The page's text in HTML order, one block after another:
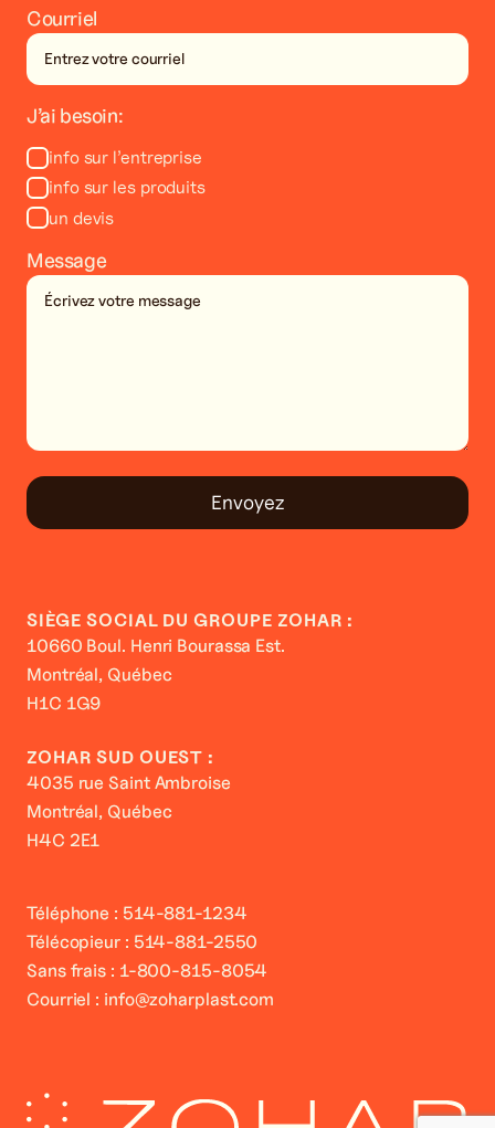
SIÈGE SOCIAL DU GROUPE ZOHAR :
10660 Boul. Henri Bourassa Est.
Montréal, Québec
H1C 1G9
ZOHAR SUD OUEST :
4035 rue Saint Ambroise
Montréal, Québec
H4C 2E1
Téléphone : 514-881-1234
Télécopieur : 514-881-2550
Sans frais : 1-800-815-8054
Courriel : info@zoharplast.com
Courriel
J’ai besoin:
info sur l’entreprise
info sur les produits
un devis
Message